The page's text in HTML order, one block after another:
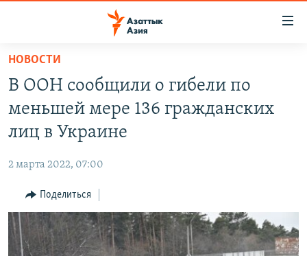
Вернуться
основному
содержанию
главной
навигации
Вернутся
поиску
ЦЕНТРАЛЬНАЯ АЗИЯ
КЫРГЫЗСТАН
ТАДЖИКИСТАН
ВОЙНА В УКРАИНЕ
ҚАЗАҚША
КЫРГЫЗЧА
ЎЗБЕКЧА
ТОҶИКӢ
Все сайты РСЕ/РС
НОВОСТИ
В ООН сообщили о гибели по
меньшей мере 136 гражданских
лиц в Украине
2 марта 2022, 07:00
Поделиться